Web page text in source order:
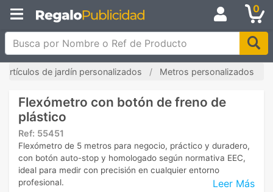
0
Busca por Nombre o Ref de Producto
Artículos de jardín personalizados Metros personalizados
Flexómetro con botón de freno de
plástico
Ref: 55451
Leer Más
Flexómetro de 5 metros para negocio, práctico y duradero,
con botón auto-stop y homologado según normativa EEC,
ideal para medir con precisión en cualquier entorno
profesional.